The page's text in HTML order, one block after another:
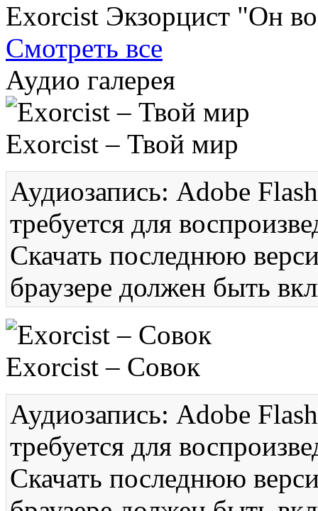
Exorcist Экзорцист "Он
Смотреть все
Аудио галерея
Exorcist – Твой мир
Аудиозапись: Adobe
требуется для
Скачать последнюю
браузере должен быть
Exorcist – Совок
Аудиозапись: Adobe
требуется для
Скачать последнюю